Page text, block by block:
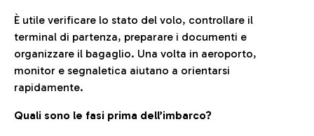
È utile verificare lo stato del volo, controllare il
terminal di partenza, preparare i documenti e
organizzare il bagaglio. Una volta in aeroporto,
monitor e segnaletica aiutano a orientarsi
rapidamente.
Quali sono le fasi prima dell’imbarco?